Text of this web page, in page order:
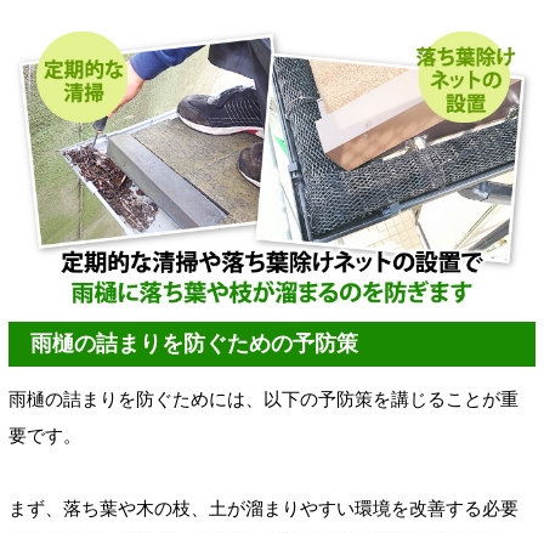
雨樋の詰まりを防ぐための予防策
雨樋の詰まりを防ぐためには、以下の予防策を講じることが重
要です。
まず、落ち葉や木の枝、土が溜まりやすい環境を改善する必要